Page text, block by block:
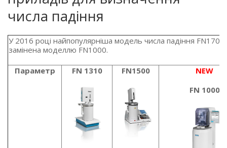
числа падіння
У 2016 році найпопулярніша модель числа падіння FN1700
замінена моделлю FN1000.
Параметр FN 1310 FN1500
NEW
FN 1000